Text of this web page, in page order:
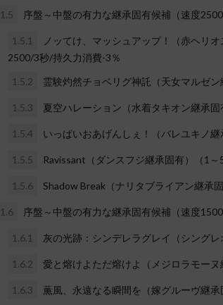
1.5 序盤～中盤の有力な継承固有候補（速度2500
1.5.1
ノッてけ、マッシュアップ！（赤ヘリ
2500/3秒/持久力消費-3％
1.5.2
霊験灼然チョベリグ神託（天女マルゼ
1.5.3 夏空ハレーション（水着タキオン継承
1.5.4 いっぱいおあげんしぇ！（バレユキノ
1.5.5 Ravissant（ダンスフジ継承固有）（1
1.5.6 Shadow Break（ナリタブライアン継承
1.6 序盤～中盤の有力な継承固有候補（速度1500
1.6.1 灰の光跡：シンデレラグレイ（シング
1.6.2 愛と熔けよただ熔けよ（メジロラモー
1.6.3 薫風、永遠なる瞬間を（嫁グルーヴ継